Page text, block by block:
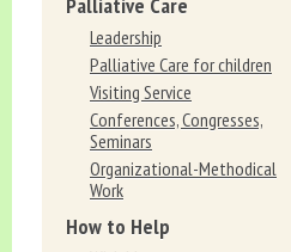
Leadership
Palliative Care for children
Visiting Service
Conferences, Congresses,
Seminars
Organizational-Methodical
Work
How to Help